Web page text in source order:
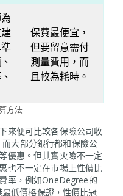
保費最便宜，
但要留意需付
測量費用，而
且較為耗時。
方法
來便可比較各保險公司收
而大部分銀行都和保險公
優惠。但其實火險不一定
也不一定在市場上性價比
率，例如OneDegree的
低價格保證，性價比冠